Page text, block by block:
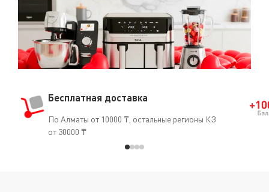
Бесплатная доставка
По Алматы от 10000 ₸, остальные регионы КЗ
от 30000 ₸